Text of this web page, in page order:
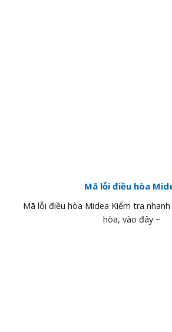
Mã lỗi điều hòa
Mã lỗi điều hòa Midea Kiểm tra
hòa, vào đây ~